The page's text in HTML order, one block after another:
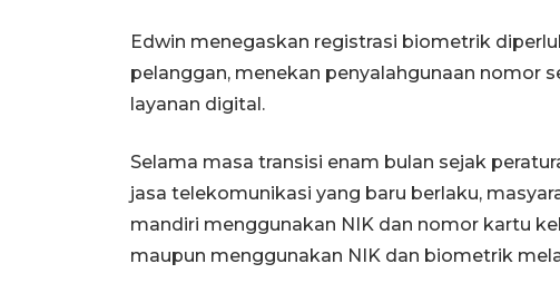
Edwin menegaskan registrasi biometrik
pelanggan, menekan penyalahgunaan nomor
layanan digital.
Selama masa transisi enam bulan sejak
jasa telekomunikasi yang baru berlaku,
mandiri menggunakan NIK dan nomor kartu
maupun menggunakan NIK dan biometrik